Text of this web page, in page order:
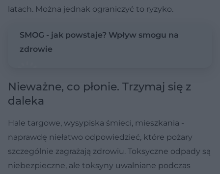
latach. Można jednak ograniczyć to ryzyko.
SMOG - jak powstaje? Wpływ smogu na
zdrowie
Nieważne, co płonie. Trzymaj się z
daleka
Hale targowe, wysypiska śmieci, mieszkania -
naprawdę niełatwo odpowiedzieć, które pożary
szczególnie zagrażają zdrowiu. Toksyczne odpady są
niebezpieczne, ale toksyny uwalniane podczas